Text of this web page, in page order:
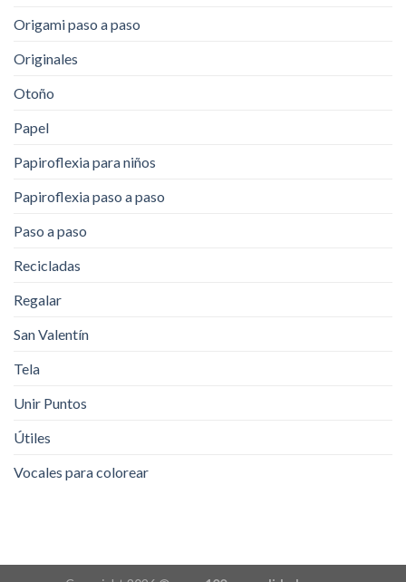
Origami paso a paso
Originales
Otoño
Papel
Papiroflexia para niños
Papiroflexia paso a paso
Paso a paso
Recicladas
Regalar
San Valentín
Tela
Unir Puntos
Útiles
Vocales para colorear